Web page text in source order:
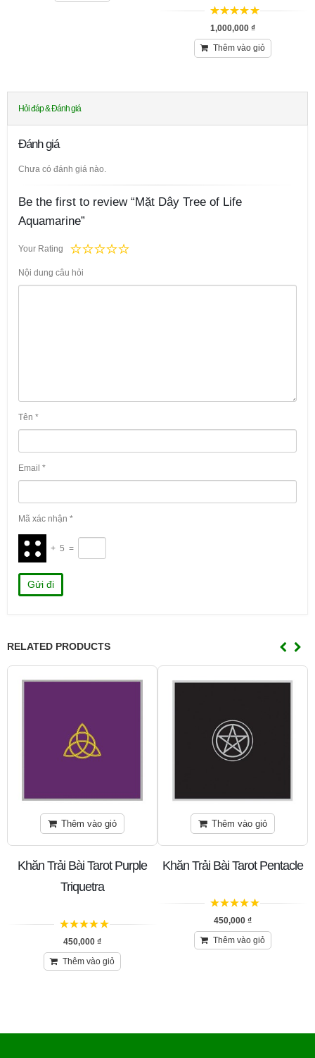
trên 5
1,000,000 ₫
Thêm vào giỏ
Hỏi đáp & Đánh giá
Đánh giá
Chưa có đánh giá nào.
Be the first to review “Mặt Dây Tree of Life
Aquamarine”
Your Rating
Nội dung câu hỏi
Tên *
Email *
Mã xác nhận *
+ 5 =
RELATED PRODUCTS
Thêm vào giỏ
Khăn Trải Bài Tarot Purple
Triquetra
trên 5
450,000 ₫
Thêm vào giỏ
Thêm vào giỏ
Khăn Trải Bài Tarot Pentacle
trên 5
450,000 ₫
Thêm vào giỏ